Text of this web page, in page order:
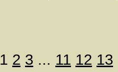
1 2 3 ... 11 12 13